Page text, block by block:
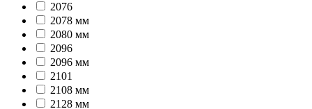
2076
2078 мм
2080 мм
2096
2096 мм
2101
2108 мм
2128 мм